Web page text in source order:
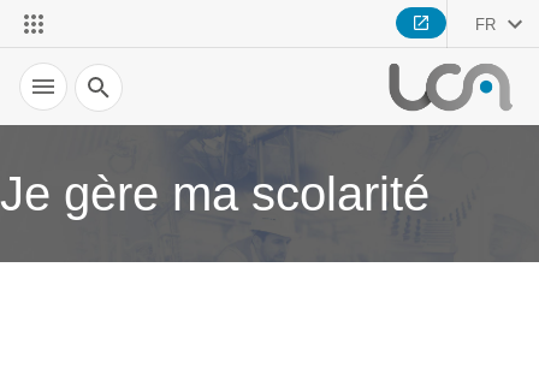
FR
Recherche
Je gère ma scolarité